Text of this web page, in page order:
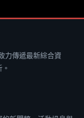
力傳遞最新綜合資